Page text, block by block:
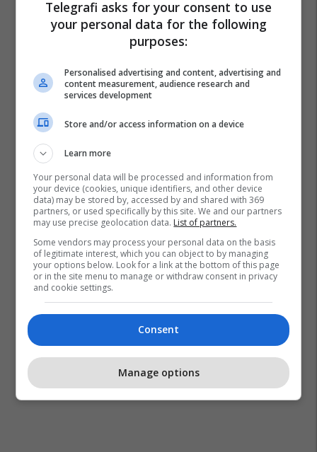
Telegrafi asks for your consent to use
your personal data for the following
purposes:
Personalised advertising and content, advertising and
content measurement, audience research and
services development
Store and/or access information on a device
Learn more
Your personal data will be processed and information from
your device (cookies, unique identifiers, and other device
data) may be stored by, accessed by and shared with 369
partners, or used specifically by this site. We and our partners
may use precise geolocation data. List of partners.
Some vendors may process your personal data on the basis
of legitimate interest, which you can object to by managing
your options below. Look for a link at the bottom of this page
or in the site menu to manage or withdraw consent in privacy
and cookie settings.
Consent
Manage options